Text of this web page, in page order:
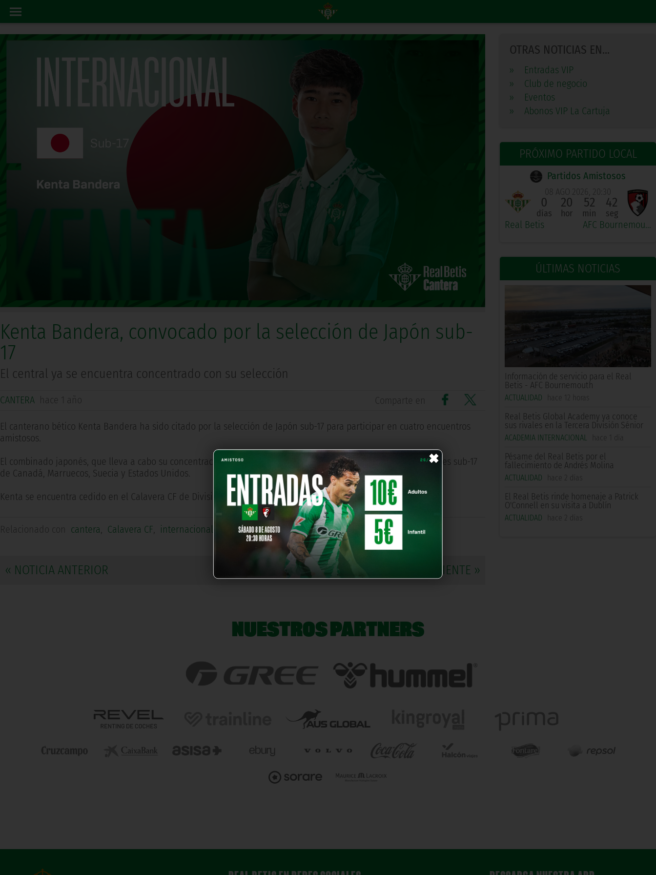
×
OTRAS NOTICIAS EN...
»
Entradas VIP
»
Club de negocio
»
Eventos
»
Abonos VIP La Cartuja
PRÓXIMO PARTIDO LOCAL
Partidos Amistosos
Real Betis
08 AGO 2026, 20:30
0
días
20
hor
52
min
41
seg
AFC Bournemouth
ÚLTIMAS NOTICIAS
Información de servicio para el Real
Betis - AFC Bournemouth
ACTUALIDAD hace 12 horas
Real Betis Global Academy ya conoce
sus rivales en la Tercera División Sénior
ACADEMIA INTERNACIONAL hace 1 día
Pésame del Real Betis por el
fallecimiento de Andrés Molina
ACTUALIDAD hace 2 días
El Real Betis rinde homenaje a Patrick
O'Connell en su visita a Dublín
ACTUALIDAD hace 2 días
Kenta Bandera, convocado por la selección de Japón sub-
17
El central ya se encuentra concentrado con su selección
CANTERA hace 1 año Comparte en
El canterano bético Kenta Bandera ha sido citado por la selección de Japón sub-17 para participar en cuatro encuentros
amistosos.
El combinado japonés, que lleva a cabo su concentración en Oliva Nova (Valencia), se enfrentará a las selecciones sub-17
de Canadá, Marruecos, Suecia y Estados Unidos.
Kenta se encuentra cedido en el Calavera CF de División de Honor Juvenil procedente del Real Betis.
Relacionado con cantera, Calavera CF, internacionales Japón, Kenta
« NOTICIA ANTERIOR NOTICIA SIGUIENTE »
NUESTROS PARTNERS